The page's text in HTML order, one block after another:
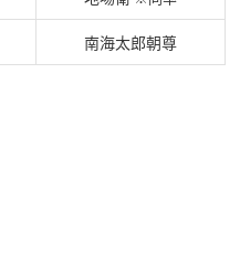
南海太郎朝尊